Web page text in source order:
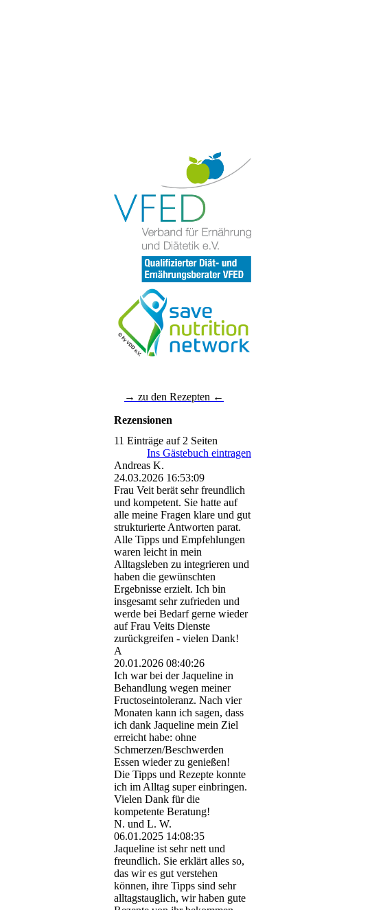
→ zu den Rezepten ←
Rezensionen
11 Einträge auf 2 Seiten
Ins Gästebuch eintragen
Andreas K.
24.03.2026 16:53:09
Frau Veit berät sehr freundlich
und kompetent. Sie hatte auf
alle meine Fragen klare und gut
strukturierte Antworten parat.
Alle Tipps und Empfehlungen
waren leicht in mein
Alltagsleben zu integrieren und
haben die gewünschten
Ergebnisse erzielt. Ich bin
insgesamt sehr zufrieden und
werde bei Bedarf gerne wieder
auf Frau Veits Dienste
zurückgreifen - vielen Dank!
A
20.01.2026 08:40:26
Ich war bei der Jaqueline in
Behandlung wegen meiner
Fructoseintoleranz. Nach vier
Monaten kann ich sagen, dass
ich dank Jaqueline mein Ziel
erreicht habe: ohne
Schmerzen/Beschwerden
Essen wieder zu genießen!
Die Tipps und Rezepte konnte
ich im Alltag super einbringen.
Vielen Dank für die
kompetente Beratung!
N. und L. W.
06.01.2025 14:08:35
Jaqueline ist sehr nett und
freundlich. Sie erklärt alles so,
das wir es gut verstehen
können, ihre Tipps sind sehr
alltagstauglich, wir haben gute